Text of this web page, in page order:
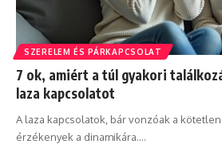
SZERELEM ÉS PÁRKAPCSOLAT
7 ok, amiért a túl gyakori
laza kapcsolatot
A laza kapcsolatok, bár vonzóak a
érzékenyek a dinamikára.…